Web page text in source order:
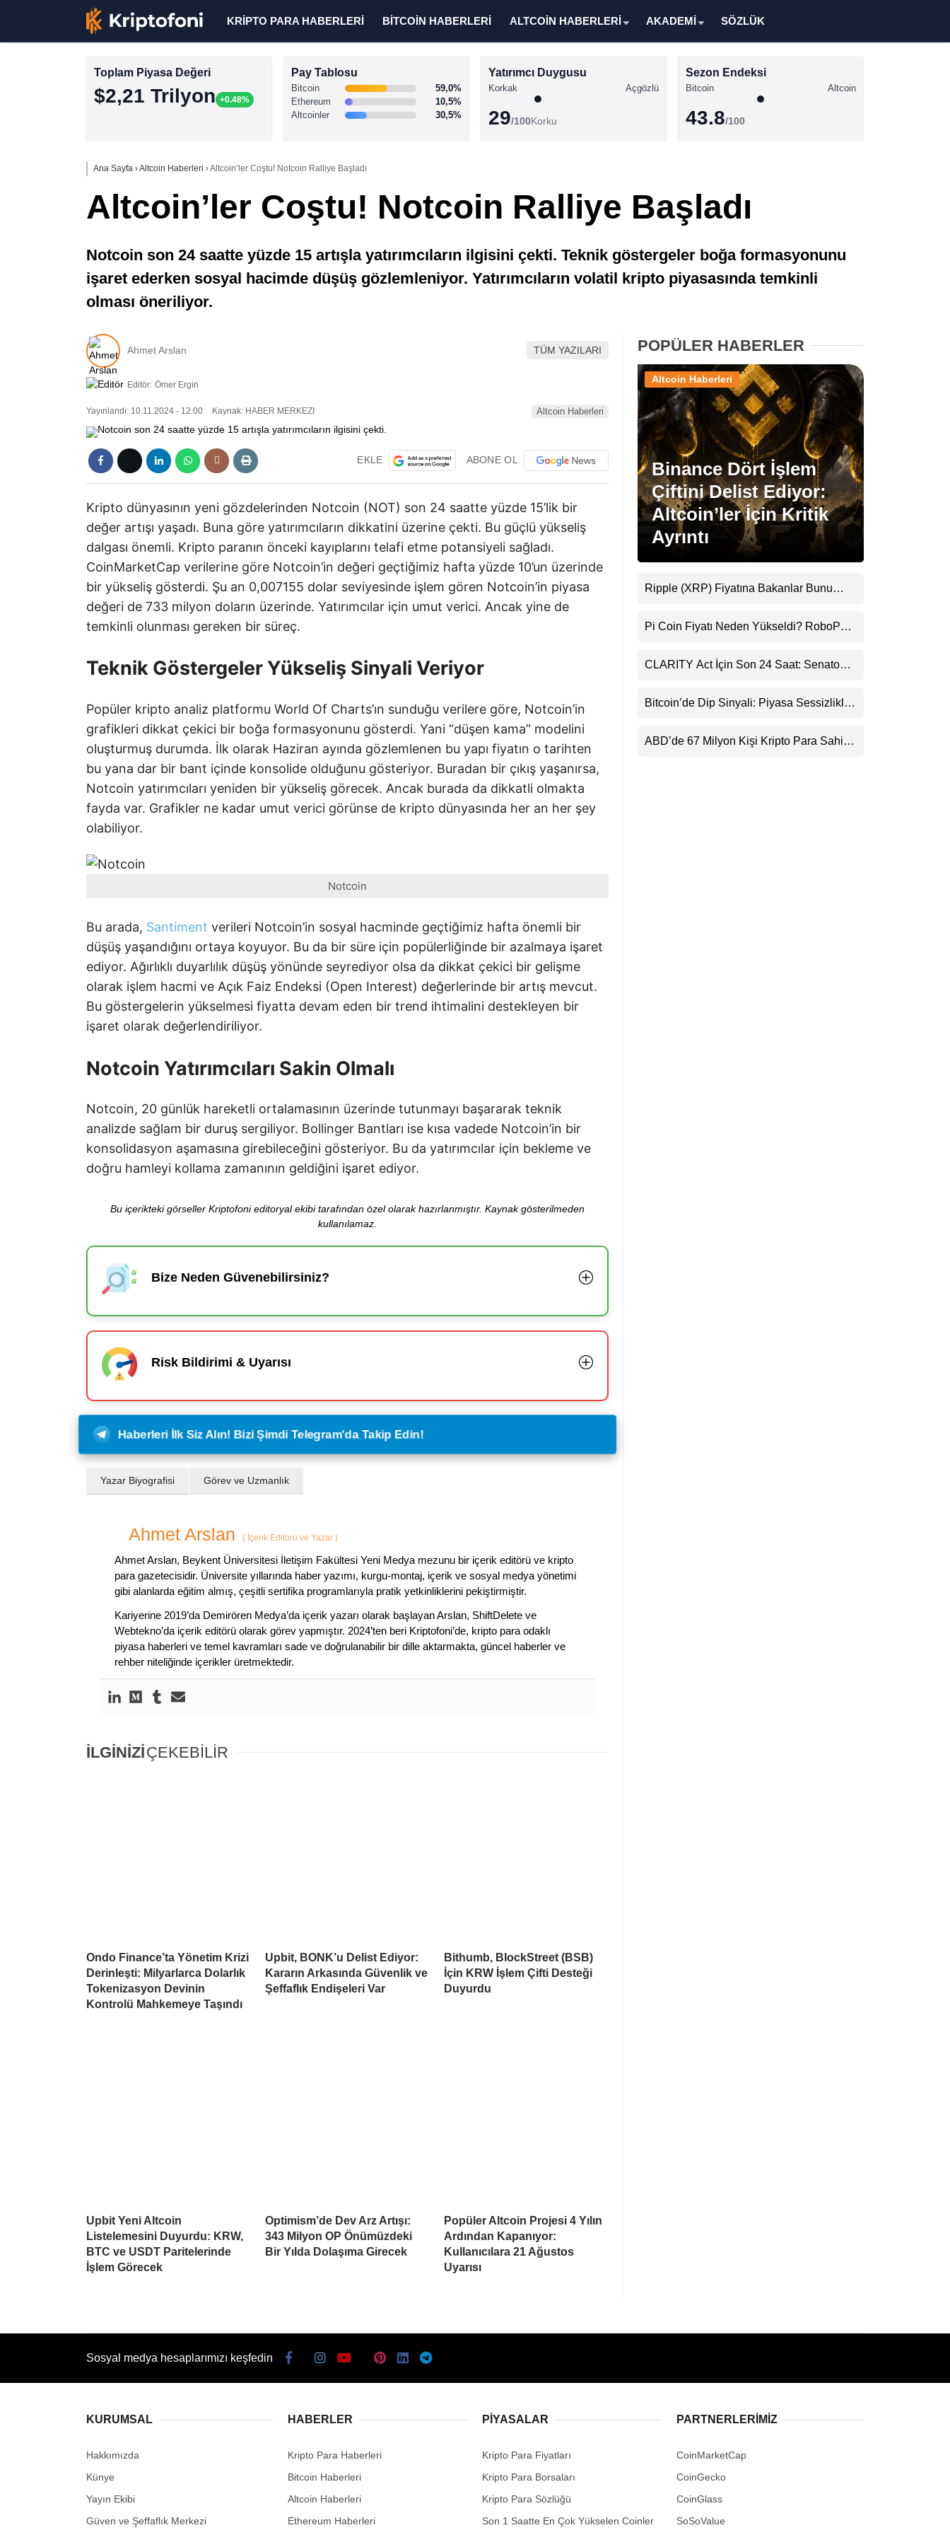
Solana Haberleri
XRP Haberleri
Stablecoin Haberleri
Facebook
Instagram
Youtube
KRİPTO PARA HABERLERİ BİTCOİN HABERLERİ ALTCOİN HABERLERİ AKADEMİ SÖZLÜK
Toplam Piyasa Değeri
$2,21 Trilyon +0.48%
Pay Tablosu
Bitcoin
59,0%
Ethereum
10,5%
Altcoinler
30,5%
Yatırımcı Duygusu
Korkak Açgözlü
29/100Korku
Sezon Endeksi
Bitcoin Altcoin
43.8/100
Ana Sayfa ›Altcoin Haberleri ›Altcoin’ler Coştu! Notcoin Ralliye Başladı
Altcoin’ler Coştu! Notcoin Ralliye Başladı
Notcoin son 24 saatte yüzde 15 artışla yatırımcıların ilgisini çekti. Teknik göstergeler boğa formasyonunu
işaret ederken sosyal hacimde düşüş gözlemleniyor. Yatırımcıların volatil kripto piyasasında temkinli
olması öneriliyor.
Ahmet Arslan TÜM YAZILARI
Editör: Ömer Ergin
Yayınlandı: 10.11.2024 - 12:00 Kaynak: HABER MERKEZI Altcoin Haberleri
EKLE ABONE OL
Kripto dünyasının yeni gözdelerinden Notcoin (NOT) son 24 saatte yüzde 15’lik bir
değer artışı yaşadı. Buna göre yatırımcıların dikkatini üzerine çekti. Bu güçlü yükseliş
dalgası önemli. Kripto paranın önceki kayıplarını telafi etme potansiyeli sağladı.
CoinMarketCap verilerine göre Notcoin’in değeri geçtiğimiz hafta yüzde 10’un üzerinde
bir yükseliş gösterdi. Şu an 0,007155 dolar seviyesinde işlem gören Notcoin’in piyasa
değeri de 733 milyon doların üzerinde. Yatırımcılar için umut verici. Ancak yine de
temkinli olunması gereken bir süreç.
Teknik Göstergeler Yükseliş Sinyali Veriyor
Popüler kripto analiz platformu World Of Charts’ın sunduğu verilere göre, Notcoin’in
grafikleri dikkat çekici bir boğa formasyonunu gösterdi. Yani “düşen kama” modelini
oluşturmuş durumda. İlk olarak Haziran ayında gözlemlenen bu yapı fiyatın o tarihten
bu yana dar bir bant içinde konsolide olduğunu gösteriyor. Buradan bir çıkış yaşanırsa,
Notcoin yatırımcıları yeniden bir yükseliş görecek. Ancak burada da dikkatli olmakta
fayda var. Grafikler ne kadar umut verici görünse de kripto dünyasında her an her şey
olabiliyor.
Notcoin
Bu arada, Santiment verileri Notcoin’in sosyal hacminde geçtiğimiz hafta önemli bir
düşüş yaşandığını ortaya koyuyor. Bu da bir süre için popülerliğinde bir azalmaya işaret
ediyor. Ağırlıklı duyarlılık düşüş yönünde seyrediyor olsa da dikkat çekici bir gelişme
olarak işlem hacmi ve Açık Faiz Endeksi (Open Interest) değerlerinde bir artış mevcut.
Bu göstergelerin yükselmesi fiyatta devam eden bir trend ihtimalini destekleyen bir
işaret olarak değerlendiriliyor.
Notcoin Yatırımcıları Sakin Olmalı
Notcoin, 20 günlük hareketli ortalamasının üzerinde tutunmayı başararak teknik
analizde sağlam bir duruş sergiliyor. Bollinger Bantları ise kısa vadede Notcoin’in bir
konsolidasyon aşamasına girebileceğini gösteriyor. Bu da yatırımcılar için bekleme ve
doğru hamleyi kollama zamanının geldiğini işaret ediyor.
Bu içerikteki görseller Kriptofoni editoryal ekibi tarafından özel olarak hazırlanmıştır. Kaynak gösterilmeden
kullanılamaz.
Bize Neden Güvenebilirsiniz?
Risk Bildirimi & Uyarısı
Haberleri İlk Siz Alın! Bizi Şimdi Telegram'da Takip Edin!
Yazar Biyografisi Görev ve Uzmanlık
Ahmet Arslan ( İçerik Editörü ve Yazar )
Ahmet Arslan, Beykent Üniversitesi İletişim Fakültesi Yeni Medya mezunu bir içerik editörü ve kripto
para gazetecisidir. Üniversite yıllarında haber yazımı, kurgu-montaj, içerik ve sosyal medya yönetimi
gibi alanlarda eğitim almış, çeşitli sertifika programlarıyla pratik yetkinliklerini pekiştirmiştir.
Kariyerine 2019’da Demirören Medya’da içerik yazarı olarak başlayan Arslan, ShiftDelete ve
Webtekno’da içerik editörü olarak görev yapmıştır. 2024’ten beri Kriptofoni’de, kripto para odaklı
piyasa haberleri ve temel kavramları sade ve doğrulanabilir bir dille aktarmakta, güncel haberler ve
rehber niteliğinde içerikler üretmektedir.
İLGİNİZİÇEKEBİLİR
Ondo Finance’ta Yönetim Krizi
Derinleşti: Milyarlarca Dolarlık
Tokenizasyon Devinin
Kontrolü Mahkemeye Taşındı
Upbit, BONK’u Delist Ediyor:
Kararın Arkasında Güvenlik ve
Şeffaflık Endişeleri Var
Bithumb, BlockStreet (BSB)
İçin KRW İşlem Çifti Desteği
Duyurdu
Upbit Yeni Altcoin
Listelemesini Duyurdu: KRW,
BTC ve USDT Paritelerinde
İşlem Görecek
Optimism’de Dev Arz Artışı:
343 Milyon OP Önümüzdeki
Bir Yılda Dolaşıma Girecek
Popüler Altcoin Projesi 4 Yılın
Ardından Kapanıyor:
Kullanıcılara 21 Ağustos
Uyarısı
POPÜLER HABERLER
Binance Dört İşlem
Çiftini Delist Ediyor:
Altcoin’ler İçin Kritik
Ayrıntı
Altcoin Haberleri
Ripple (XRP) Fiyatına Bakanlar Bunu
Uyarı
Pi Coin Fiyatı Neden Yükseldi? RoboPay
Destekledi
CLARITY Act İçin Son 24 Saat: Senato
Beklentisini Bozabilir
Bitcoin’de Dip Sinyali: Piyasa Sessizlikle
ABD’de 67 Milyon Kişi Kripto Para Sahibi:
Sosyal medya hesaplarımızı keşfedin
KURUMSAL
Hakkımızda
Künye
Yayın Ekibi
Güven ve Şeffaflık Merkezi
HABERLER
Kripto Para Haberleri
Bitcoin Haberleri
Altcoin Haberleri
Ethereum Haberleri
PIYASALAR
Kripto Para Fiyatları
Kripto Para Borsaları
Kripto Para Sözlüğü
Son 1 Saatte En Çok Yükselen Coinler
PARTNERLERIMIZ
CoinMarketCap
CoinGecko
CoinGlass
SoSoValue